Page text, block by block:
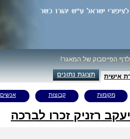
לדף הפייסבוק של המאגר!
אישית תצוגת נתונים
מקומות קבוצות אנשים
יעקב רזניק זכרו לברכה